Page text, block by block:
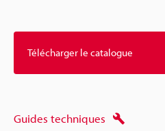
Télécharger le catalogue
Guides techniques